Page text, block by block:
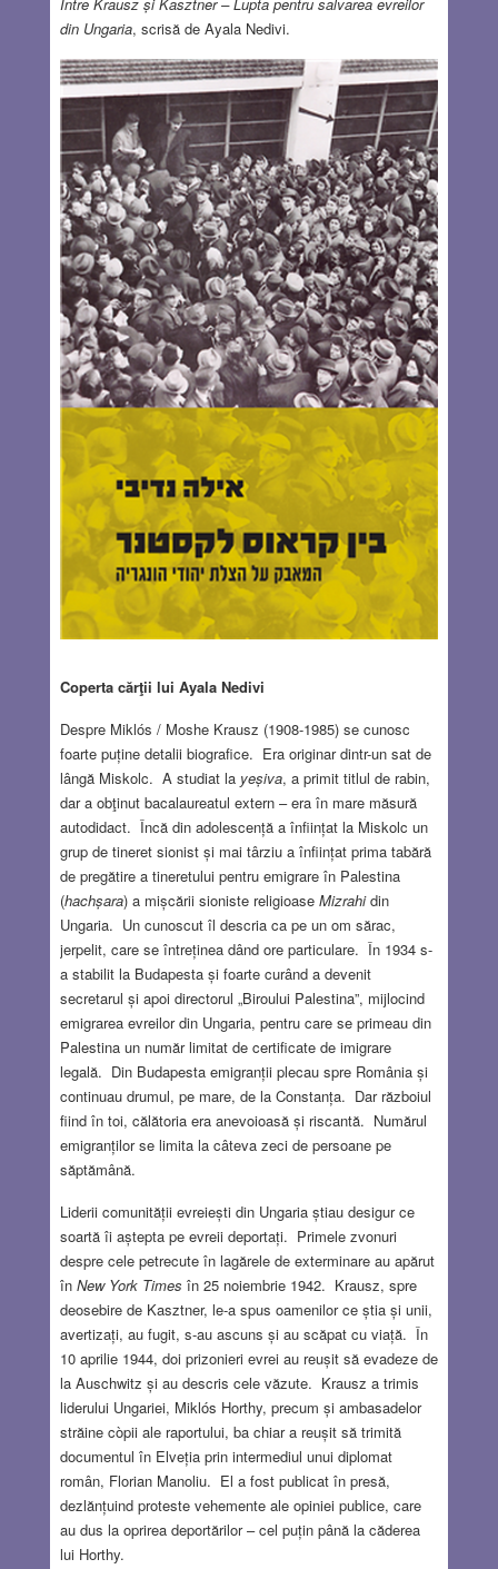
din Ungaria, scrisă de Ayala Nedivi.
Coperta cărţii lui Ayala Nedivi
Despre Miklós / Moshe Krausz (1908-1985) se cunosc
foarte puține detalii biografice. Era originar dintr-un sat de
lângă Miskolc. A studiat la yeșiva, a primit titlul de rabin,
dar a obţinut bacalaureatul extern – era în mare măsură
autodidact. Încă din adolescență a înființat la Miskolc un
grup de tineret sionist și mai târziu a înființat prima tabără
de pregătire a tineretului pentru emigrare în Palestina
(hachșara) a mișcării sioniste religioase Mizrahidin
Ungaria. Un cunoscut îl descria ca pe un om sărac,
jerpelit, care se întreținea dând ore particulare. În 1934 s-
a stabilit la Budapesta și foarte curând a devenit
secretarul și apoi directorul „Biroului Palestina”, mijlocind
emigrarea evreilor din Ungaria, pentru care se primeau din
Palestina un număr limitat de certificate de imigrare
legală. Din Budapesta emigranții plecau spre România și
continuau drumul, pe mare, de la Constanța. Dar războiul
fiind în toi, călătoria era anevoioasă și riscantă. Numărul
emigranților se limita la câteva zeci de persoane pe
săptămână.
Liderii comunității evreiești din Ungaria știau desigur ce
soartă îi aștepta pe evreii deportați. Primele zvonuri
despre cele petrecute în lagărele de exterminare au apărut
în New York Times în 25 noiembrie 1942. Krausz, spre
deosebire de Kasztner, le-a spus oamenilor ce știa și unii,
avertizați, au fugit, s-au ascuns și au scăpat cu viață. În
10 aprilie 1944, doi prizonieri evrei au reușit să evadeze de
la Auschwitz și au descris cele văzute. Krausz a trimis
liderului Ungariei, Miklós Horthy, precum și ambasadelor
străine còpii ale raportului, ba chiar a reușit să trimită
documentul în Elveția prin intermediul unui diplomat
român, Florian Manoliu. El a fost publicat în presă,
dezlănțuind proteste vehemente ale opiniei publice, care
au dus la oprirea deportărilor – cel puțin până la căderea
lui Horthy.